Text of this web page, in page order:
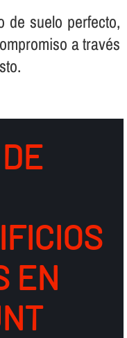
de suelo perfecto,
a través
EN